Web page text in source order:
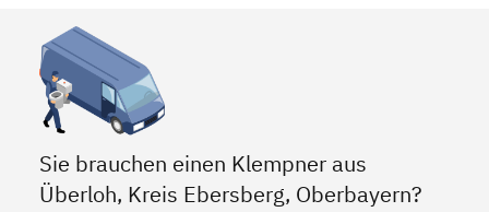
Sie brauchen einen Klempner aus
Überloh, Kreis Ebersberg, Oberbayern?